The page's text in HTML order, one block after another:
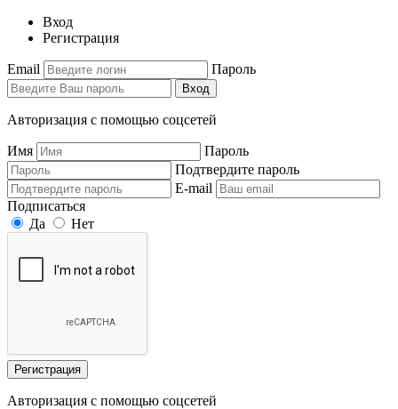
Вход
Регистрация
Email Пароль
Вход
Авторизация с помощью соцсетей
Имя
Пароль
Подтвердите пароль
E-mail
Подписаться
Да
Нет
Регистрация
Авторизация с помощью соцсетей